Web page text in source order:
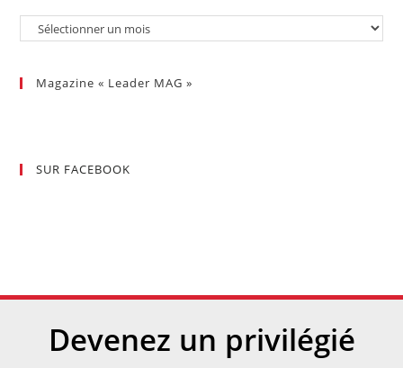
Magazine « Leader MAG »
SUR FACEBOOK
Devenez un privilégié